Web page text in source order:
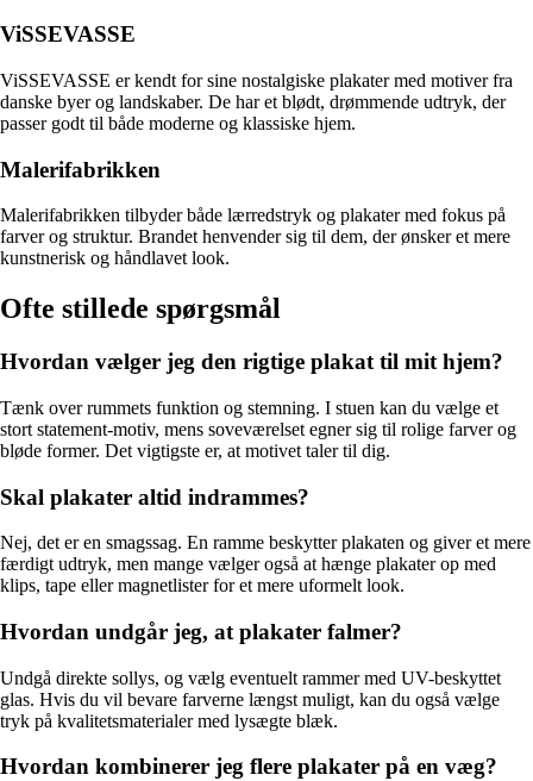
ViSSEVASSE
ViSSEVASSE er kendt for sine nostalgiske plakater med motiver fra
danske byer og landskaber. De har et blødt, drømmende udtryk, der
passer godt til både moderne og klassiske hjem.
Malerifabrikken
Malerifabrikken tilbyder både lærredstryk og plakater med fokus på
farver og struktur. Brandet henvender sig til dem, der ønsker et mere
kunstnerisk og håndlavet look.
Ofte stillede spørgsmål
Hvordan vælger jeg den rigtige plakat til mit hjem?
Tænk over rummets funktion og stemning. I stuen kan du vælge et
stort statement-motiv, mens soveværelset egner sig til rolige farver og
bløde former. Det vigtigste er, at motivet taler til dig.
Skal plakater altid indrammes?
Nej, det er en smagssag. En ramme beskytter plakaten og giver et mere
færdigt udtryk, men mange vælger også at hænge plakater op med
klips, tape eller magnetlister for et mere uformelt look.
Hvordan undgår jeg, at plakater falmer?
Undgå direkte sollys, og vælg eventuelt rammer med UV-beskyttet
glas. Hvis du vil bevare farverne længst muligt, kan du også vælge
tryk på kvalitetsmaterialer med lysægte blæk.
Hvordan kombinerer jeg flere plakater på en væg?